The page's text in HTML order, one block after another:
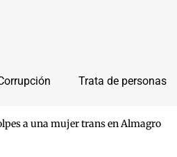
Trata de personas
a una mujer trans en Almagro